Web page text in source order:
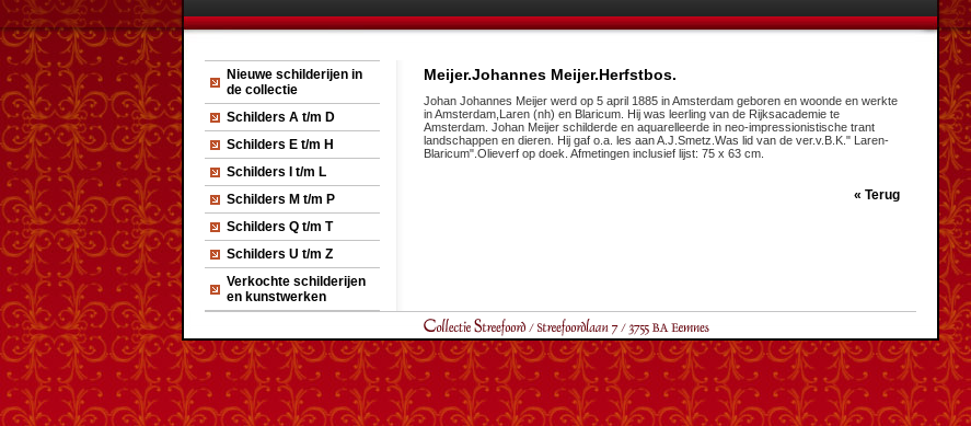
Nieuwe schilderijen in
de collectie
Schilders A t/m D
Schilders E t/m H
Schilders I t/m L
Schilders M t/m P
Schilders Q t/m T
Schilders U t/m Z
Verkochte schilderijen
en kunstwerken
Meijer.Johannes Meijer.Herfstbos.
Johan Johannes Meijer werd op 5 april 1885 in Amsterdam geboren en woonde en werkte
in Amsterdam,Laren (nh) en Blaricum. Hij was leerling van de Rijksacademie te
Amsterdam. Johan Meijer schilderde en aquarelleerde in neo-impressionistische trant
landschappen en dieren. Hij gaf o.a. les aan A.J.Smetz.Was lid van de ver.v.B.K." Laren-
Blaricum".Olieverf op doek. Afmetingen inclusief lijst: 75 x 63 cm.
« Terug